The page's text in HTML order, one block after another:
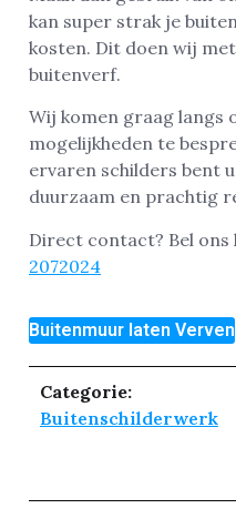
kan super strak je
kosten. Dit doen wij
buitenverf.
Wij komen graag langs
mogelijkheden te
ervaren schilders bent
duurzaam en prachtig
Direct contact? Bel
2072024
Buitenmuur laten Verven
Categorie:
Buitenschilderwerk